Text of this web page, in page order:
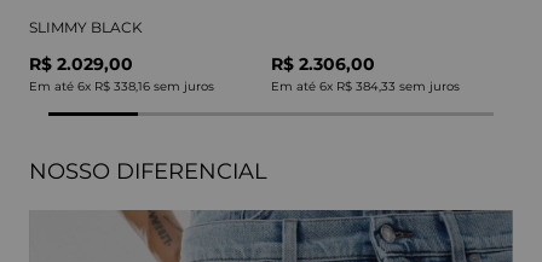
SLIMMY BLACK
R$ 2.029,00
Em até 6x R$ 338,16 sem juros
R$ 2.306,00
Em até 6x R$ 384,33 sem juros
NOSSO DIFERENCIAL